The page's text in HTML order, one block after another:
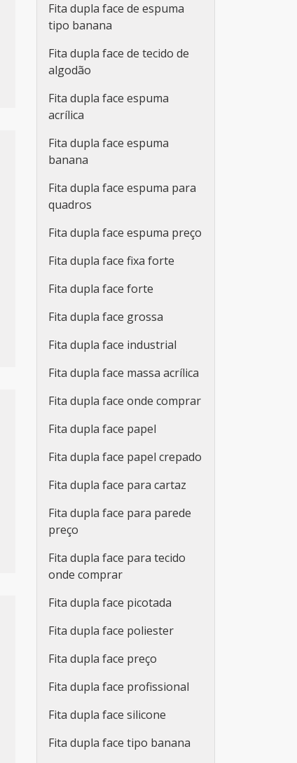
Fita dupla face de espuma
tipo banana
Fita dupla face de tecido de
algodão
Fita dupla face espuma
acrílica
Fita dupla face espuma
banana
Fita dupla face espuma para
quadros
Fita dupla face espuma preço
Fita dupla face fixa forte
Fita dupla face forte
Fita dupla face grossa
Fita dupla face industrial
Fita dupla face massa acrílica
Fita dupla face onde comprar
Fita dupla face papel
Fita dupla face papel crepado
Fita dupla face para cartaz
Fita dupla face para parede
preço
Fita dupla face para tecido
onde comprar
Fita dupla face picotada
Fita dupla face poliester
Fita dupla face preço
Fita dupla face profissional
Fita dupla face silicone
Fita dupla face tipo banana